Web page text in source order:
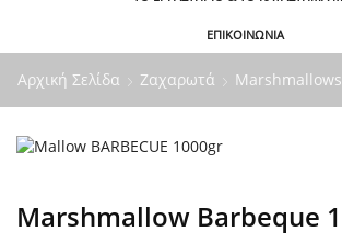
ΕΠΙΚΟΙΝΩΝΙΑ
Αρχική Σελίδα Ζαχαρωτά Marshmallows
Marshmallow Barbeque